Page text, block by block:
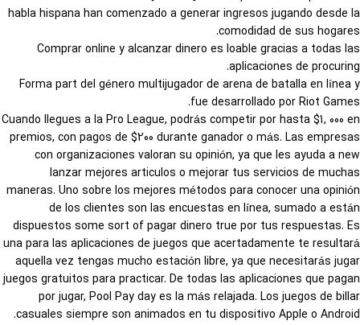
habla hispana han comenzado a generar ingresos jugando desde la
comodidad de sus hogares.
Comprar online y alcanzar dinero es loable gracias a todas las
aplicaciones de procuring.
Forma part del género multijugador de arena de batalla en línea y
fue desarrollado por Riot Games.
Cuando llegues a la Pro League, podrás competir por hasta $1, 000 en
premios, con pagos de $200 durante ganador o más. Las empresas
con organizaciones valoran su opinión, ya que les ayuda a new
lanzar mejores articulos o mejorar tus servicios de muchas
maneras. Uno sobre los mejores métodos para conocer una opinión
de los clientes son las encuestas en línea, sumado a están
dispuestos some sort of pagar dinero true por tus respuestas. Es
una para las aplicaciones de juegos que acertadamente te resultará
aquella vez tengas mucho estación libre, ya que necesitarás jugar
juegos gratuitos para practicar. De todas las aplicaciones que pagan
por jugar, Pool Pay day es la más relajada. Los juegos de billar
casuales siempre son animados en tu dispositivo Apple o Android.